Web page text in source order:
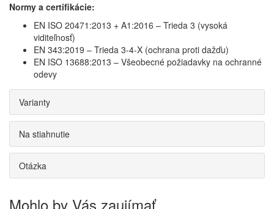
Normy a certifikácie:
EN ISO 20471:2013 + A1:2016 – Trieda 3 (vysoká
viditeľnosť)
EN 343:2019 – Trieda 3-4-X (ochrana proti dažďu)
EN ISO 13688:2013 – Všeobecné požiadavky na ochranné
odevy
Varianty
Na stiahnutie
Otázka
Mohlo by Vás zaujímať